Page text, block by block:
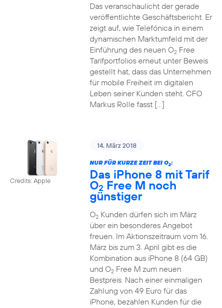
Das veranschaulicht der gerade
veröffentlichte Geschäftsbericht. Er
zeigt auf, wie Telefónica in einem
dynamischen Marktumfeld mit der
Einführung des neuen O2Free
Tarifportfolios erneut unter Beweis
gestellt hat, dass das Unternehmen
für mobile Freiheit im digitalen
Leben seiner Kunden steht. CFO
Markus Rolle fasst […]
Credits: Apple
14. März 2018
NUR FÜR KURZE ZEIT BEI O2:
Das iPhone 8 mit Tarif
O2 Free M noch
günstiger
O2Kunden dürfen sich im März
über ein besonderes Angebot
freuen. Im Aktionszeitraum vom 16.
März bis zum 3. April gibt es die
Kombination aus iPhone 8 (64 GB)
und O2Free M zum neuen
Bestpreis. Nach einer einmaligen
Zahlung von 49 Euro für das
iPhone, bezahlen Kunden für die